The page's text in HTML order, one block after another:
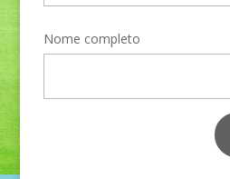
Nome completo